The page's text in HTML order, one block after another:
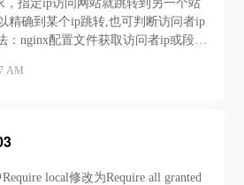
，指定ip访问网站就跳转到另一个站
精确到某个ip跳转,也可判断访问者ip
：nginx配置文件获取访问者ip或段然
可,location / { if ($remote_...
AM
local修改为Require all granted